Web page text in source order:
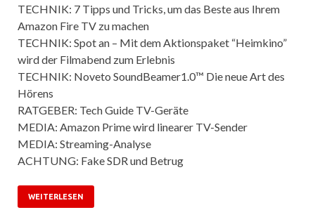
TECHNIK: 7 Tipps und Tricks, um das Beste aus Ihrem
Amazon Fire TV zu machen
TECHNIK: Spot an – Mit dem Aktionspaket “Heimkino”
wird der Filmabend zum Erlebnis
TECHNIK: Noveto SoundBeamer1.0™ Die neue Art des
Hörens
RATGEBER: Tech Guide TV-Geräte
MEDIA: Amazon Prime wird linearer TV-Sender
MEDIA: Streaming-Analyse
ACHTUNG: Fake SDR und Betrug
WEITERLESEN